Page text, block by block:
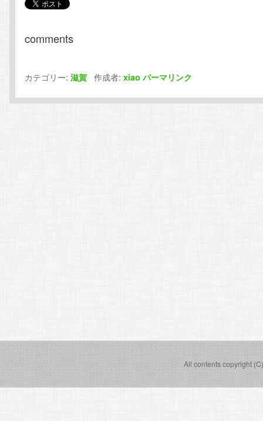
comments
カテゴリー:滋賀 作成者:xiao パーマリンク
All contents copyright